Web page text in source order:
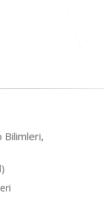
Bilimleri,